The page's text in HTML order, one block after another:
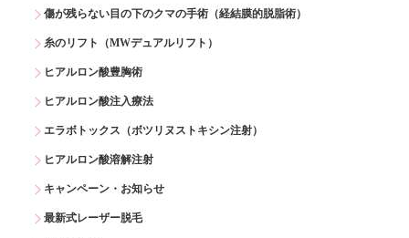
傷が残らない目の下のクマの手術（経結膜的脱脂術）
糸のリフト（MWデュアルリフト）
ヒアルロン酸豊胸術
ヒアルロン酸注入療法
エラボトックス（ボツリヌストキシン注射）
ヒアルロン酸溶解注射
キャンペーン・お知らせ
最新式レーザー脱毛